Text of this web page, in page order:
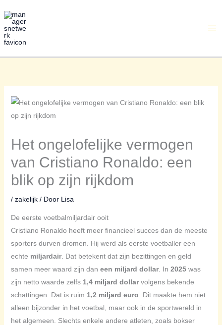
naar
de
inhoud
Het ongelofelijke vermogen
van Cristiano Ronaldo: een
blik op zijn rijkdom
/ zakelijk/ Door Lisa
De eerste voetbalmiljardair ooit
Cristiano Ronaldo heeft meer financieel succes dan de meeste
sporters durven dromen. Hij werd als eerste voetballer een
echte miljardair. Dat betekent dat zijn bezittingen en geld
samen meer waard zijn dan een miljard dollar. In 2025was
zijn netto waarde zelfs 1,4 miljard dollarvolgens bekende
schattingen. Dat is ruim 1,2 miljard euro . Dit maakte hem niet
alleen bijzonder in het voetbal, maar ook in de sportwereld in
het algemeen. Slechts enkele andere atleten, zoals bokser